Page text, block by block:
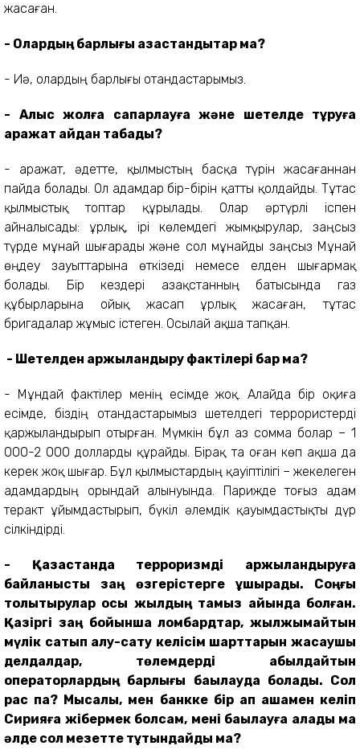
жасаған.
- Олардың барлығы қазақстандықтар ма?
- Иә, олардың барлығы отандастарымыз.
- Алыс жолға сапарлауға және шетелде тұруға
қаражат қайдан табады?
- Қаражат, әдетте, қылмыстың басқа түрін жасағаннан
пайда болады. Ол адамдар бір-бірін қатты қолдайды. Тұтас
қылмыстық топтар құрылады. Олар әртүрлі іспен
айналысады: ұрлық, ірі көлемдегі жымқырулар, заңсыз
түрде мұнай шығарады және сол мұнайды заңсыз Мұнай
өңдеу зауыттарына өткізеді немесе елден шығармақ
болады. Бір кездері Қазақстанның батысында газ
құбырларына ойық жасап ұрлық жасаған, тұтас
бригадалар жұмыс істеген. Осылай ақша тапқан.
- Шетелден қаржыландыру фактілері бар ма?
- Мұндай фактілер менің есімде жоқ. Алайда бір оқиға
есімде, біздің отандастарымыз шетелдегі террористерді
қаржыландырып отырған. Мүмкін бұл аз сомма болар – 1
000-2 000 долларды құрайды. Бірақ та оған көп ақша да
керек жоқ шығар. Бұл қылмыстардың қауіптілігі – жекелеген
адамдардың орындай алынуында. Парижде тоғыз адам
теракт ұйымдастырып, бүкіл әлемдік қауымдастықты дүр
сілкіндірді.
- Қазақстанда терроризмді қаржыландыруға
байланысты заң өзгерістерге ұшырады. Соңғы
толықтырулар осы жылдың тамыз айында болған.
Қазіргі заң бойынша ломбардтар, жылжымайтын
мүлік сатып алу-сату келісім шарттарын жасаушы
делдалдар, төлемдерді қабылдайтын
операторлардың барлығы бақылауда болады. Сол
рас па? Мысалы, мен банкке бір қап ақшамен келіп
Сирияға жібермек болсам, мені бақылауға алады ма
әлде сол мезетте тұтқындайды ма?